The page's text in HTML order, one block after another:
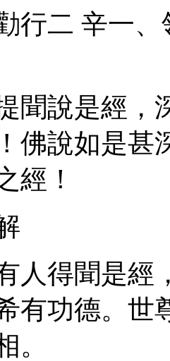
行二 辛一、
聞說是經，
佛說如是
經！
人得聞是經
有功德。世
。